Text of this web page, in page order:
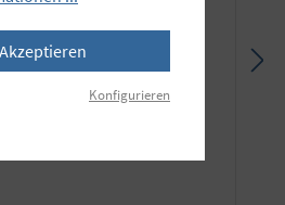
Super Clamp
Akzeptieren
Konfigurieren